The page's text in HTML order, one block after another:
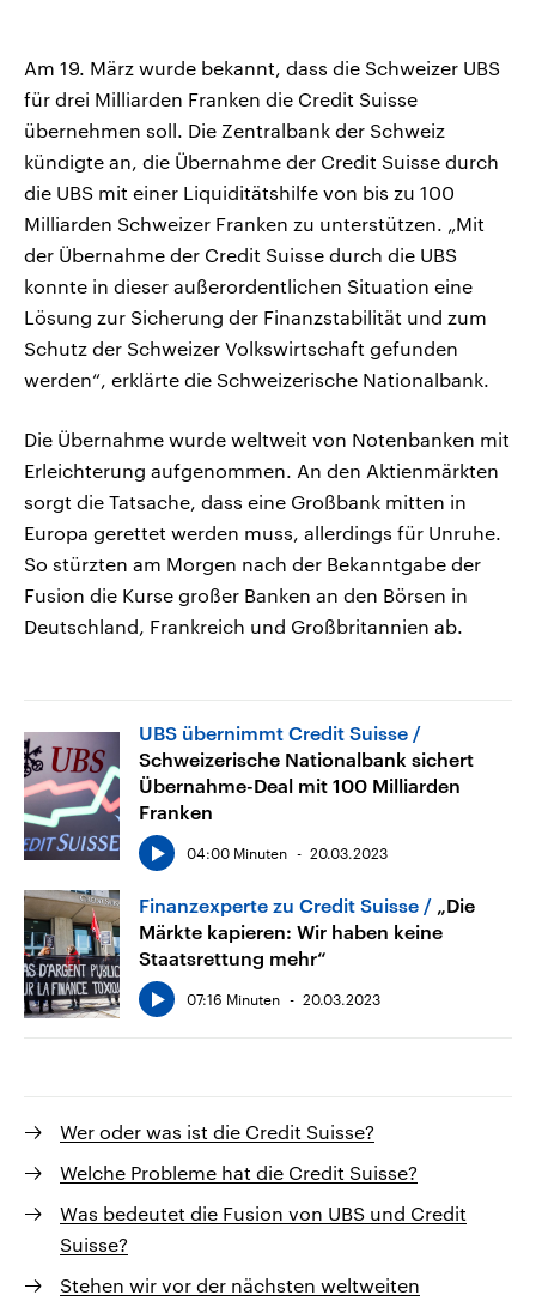
Am 19. März wurde bekannt, dass die Schweizer UBS
für drei Milliarden Franken die Credit Suisse
übernehmen soll. Die Zentralbank der Schweiz
kündigte an, die Übernahme der Credit Suisse durch
die UBS mit einer Liquiditätshilfe von bis zu 100
Milliarden Schweizer Franken zu unterstützen. „Mit
der Übernahme der Credit Suisse durch die UBS
konnte in dieser außerordentlichen Situation eine
Lösung zur Sicherung der Finanzstabilität und zum
Schutz der Schweizer Volkswirtschaft gefunden
werden“, erklärte die Schweizerische Nationalbank.
Die Übernahme wurde weltweit von Notenbanken mit
Erleichterung aufgenommen. An den Aktienmärkten
sorgt die Tatsache, dass eine Großbank mitten in
Europa gerettet werden muss, allerdings für Unruhe.
So stürzten am Morgen nach der Bekanntgabe der
Fusion die Kurse großer Banken an den Börsen in
Deutschland, Frankreich und Großbritannien ab.
UBS übernimmt Credit Suisse
Schweizerische Nationalbank sichert
Übernahme-Deal mit 100 Milliarden
Franken
04:00 Minuten 20.03.2023
Finanzexperte zu Credit Suisse
„Die
Märkte kapieren: Wir haben keine
Staatsrettung mehr“
07:16 Minuten 20.03.2023
Wer oder was ist die Credit Suisse?
Welche Probleme hat die Credit Suisse?
Was bedeutet die Fusion von UBS und Credit
Suisse?
Stehen wir vor der nächsten weltweiten